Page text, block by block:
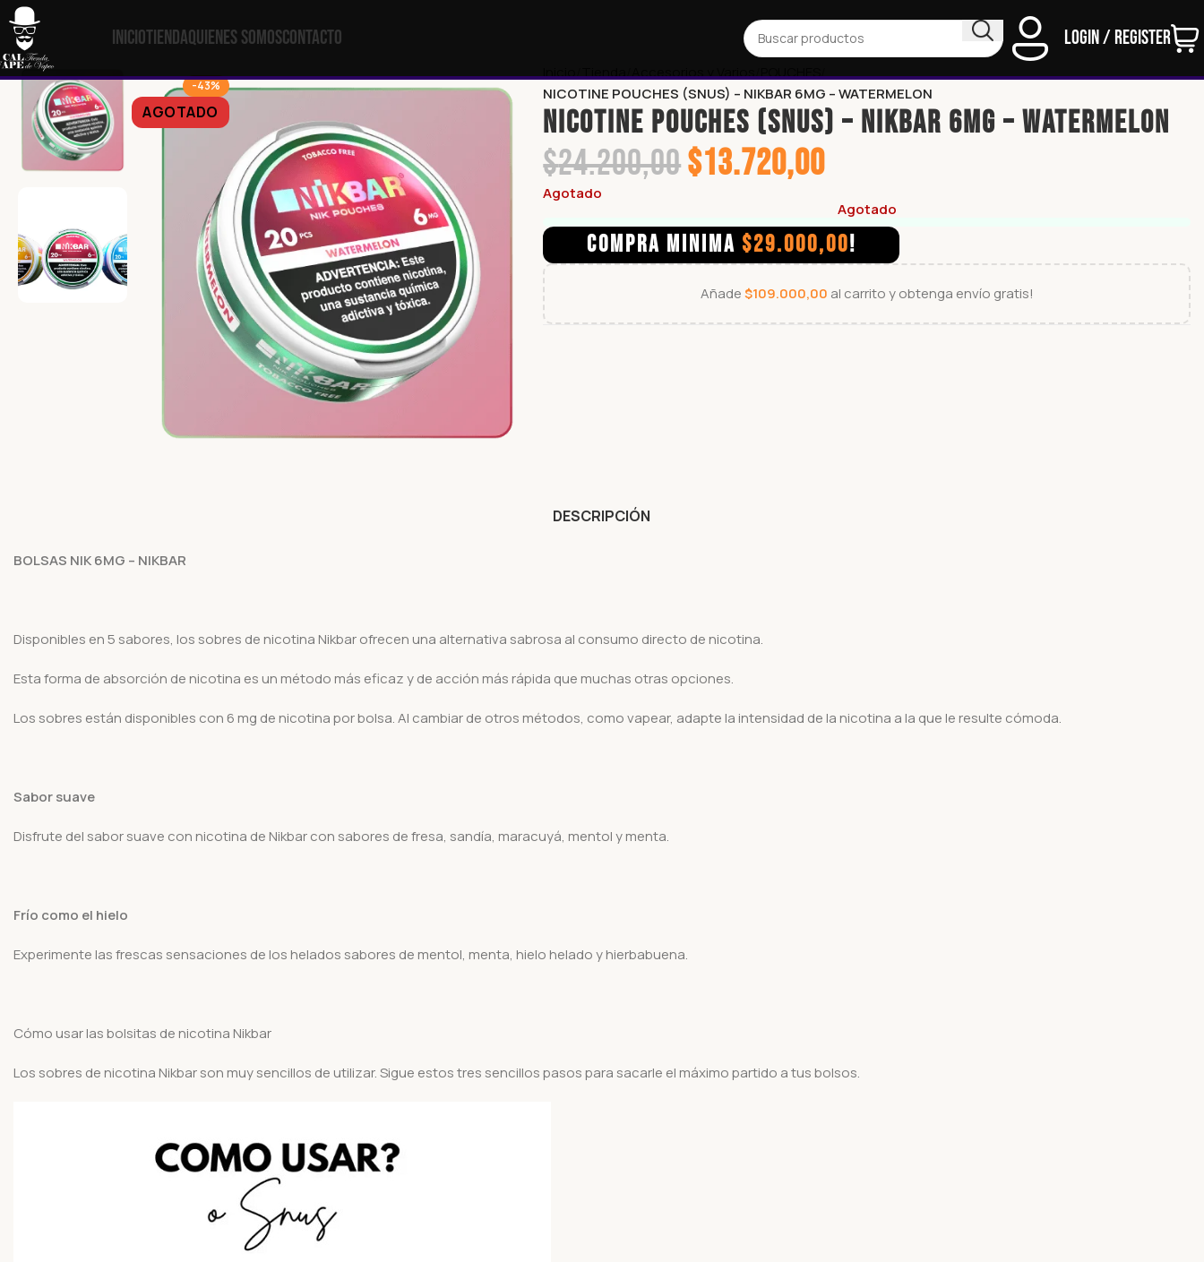
InicioTiendaQuienes SomosContacto Login / Register
-43%
AGOTADO
Inicio Tienda Accesorios y Varios POUCHES
NICOTINE POUCHES (SNUS) – NIKBAR 6MG – WATERMELON
NICOTINE POUCHES (SNUS) – NIKBAR 6MG – WATERMELON
$24.200,00$13.720,00
Agotado
Agotado
COMPRA MINIMA $29.000,00!
Añade$109.000,00 al carrito y obtenga envío gratis!
DESCRIPCIÓN
BOLSAS NIK 6MG – NIKBAR
Disponibles en 5 sabores, los sobres de nicotina Nikbar ofrecen una alternativa sabrosa al consumo directo de nicotina.
Esta forma de absorción de nicotina es un método más eficaz y de acción más rápida que muchas otras opciones.
Los sobres están disponibles con 6 mg de nicotina por bolsa. Al cambiar de otros métodos, como vapear, adapte la intensidad de la nicotina a la que le resulte cómoda.
Sabor suave
Disfrute del sabor suave con nicotina de Nikbar con sabores de fresa, sandía, maracuyá, mentol y menta.
Frío como el hielo
Experimente las frescas sensaciones de los helados sabores de mentol, menta, hielo helado y hierbabuena.
Cómo usar las bolsitas de nicotina Nikbar
Los sobres de nicotina Nikbar son muy sencillos de utilizar. Sigue estos tres sencillos pasos para sacarle el máximo partido a tus bolsos.